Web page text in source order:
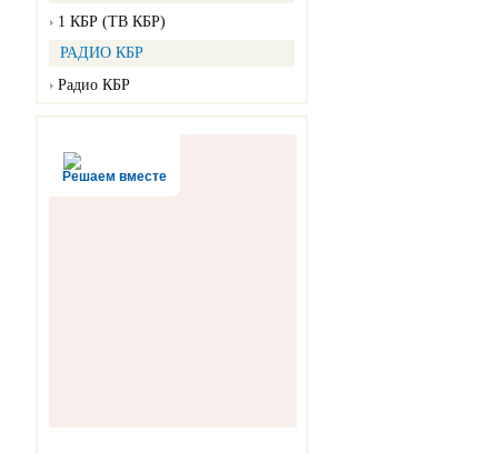
1 КБР (ТВ КБР)
РАДИО КБР
Радио КБР
Решаем вместе